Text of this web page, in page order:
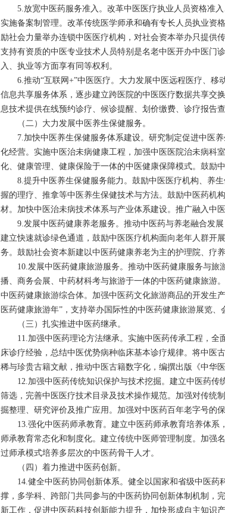
5.放宽中医药服务准入。改革中医医疗执业人员资格准
实施备案制管理。改革传统医学师承和确有专长人员执业资
励社会力量举办连锁中医医疗机构，对社会资本举办只提供
支持有资质的中医专业技术人员特别是名老中医开办中医门
入、执业等方面享有同等权利。
6.推动“互联网+”中医医疗。大力发展中医远程医疗、移
信息共享服务体系，逐步建立跨医院的中医医疗数据共享交
息技术提供在线预约诊疗、候诊提醒、划价缴费、诊疗报告
（二）大力发展中医养生保健服务。
7.加快中医养生保健服务体系建设。研究制定促进中医
化经营。实施中医治未病健康工程，加强中医医院治未病科
化、健康管理、健康保险于一体的中医健康保障模式。鼓励
8.提升中医养生保健服务能力。鼓励中医医疗机构、养
握的理疗、推拿等中医养生保健技术与方法。鼓励中医药机
材。加快中医治未病技术体系与产业体系建设。推广融入中
9.发展中医药健康养老服务。推动中医药与养老融合发
建立快速就诊绿色通道，鼓励中医医疗机构面向老年人群开
务。鼓励社会资本新建以中医药健康养老为主的护理院、疗
10.发展中医药健康旅游服务。推动中医药健康服务与
播、商务会展、中药材科考与旅游于一体的中医药健康旅游
中医药健康旅游综合体。加强中医药文化旅游商品的开发生
医药健康旅游年”，支持举办国际性的中医药健康旅游展览、
（三）扎实推进中医药继承。
11.加强中医药理论方法继承。实施中医药传承工程，
床诊疗经验，总结中医优势病种临床基本诊疗规律。将中医
稀与珍贵古籍文献，推动中医古籍数字化，编撰出版《中华
12.加强中医药传统知识保护与技术挖掘。建立中医药
筛选，完善中医医疗技术目录及技术操作规范。加强对传统
掘整理、研究评价及推广应用。加强对中医药百年老字号的保
13.强化中医药师承教育。建立中医药师承教育培养体
师承教育常态化和制度化。建立传统中医师管理制度。加强
过师承模式培养多层次的中医药骨干人才。
（四）着力推进中医药创新。
14.健全中医药协同创新体系。健全以国家和省级中医
撑，多学科、跨部门共同参与的中医药协同创新体制机制，
新工作，促进中医药科技创新能力提升，加快形成自主知识